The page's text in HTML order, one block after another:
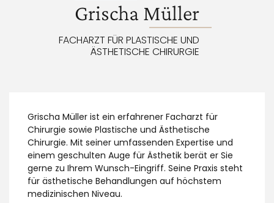
Grischa Müller
FACHARZT FÜR PLASTISCHE UND
ÄSTHETISCHE CHIRURGIE
Grischa Müller ist ein erfahrener Facharzt für
Chirurgie sowie Plastische und Ästhetische
Chirurgie. Mit seiner umfassenden Expertise und
einem geschulten Auge für Ästhetik berät er Sie
gerne zu Ihrem Wunsch-Eingriff. Seine Praxis steht
für ästhetische Behandlungen auf höchstem
medizinischen Niveau.